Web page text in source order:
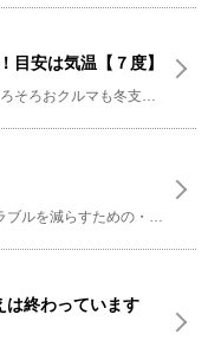
安は気温【７度】
そろおクルマも冬支度のシーズン！
車の夏バテに注意！事故やトラブルを減らすための・・・
終わっています